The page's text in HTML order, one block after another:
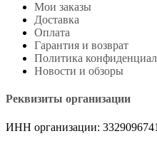
Мои заказы
Доставка
Оплата
Гарантия и возврат
Политика
Новости и обзоры
Реквизиты организации
ИНН организации: